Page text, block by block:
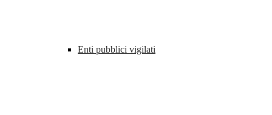
Enti pubblici vigilati